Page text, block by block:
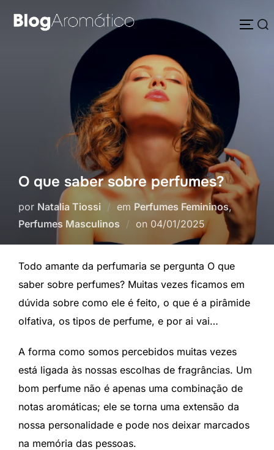
para
Pesquisar
O que saber sobre perfumes?
por Natalia Tiossi em Perfumes Femininos,
Perfumes Masculinos
on Postado
04/01/2025
Todo amante da perfumaria se pergunta O que
saber sobre perfumes? Muitas vezes ficamos em
dúvida sobre como ele é feito, o que é a pirâmide
olfativa, os tipos de perfume, e por ai vai…
A forma como somos percebidos muitas vezes
está ligada às nossas escolhas de fragrâncias. Um
bom perfume não é apenas uma combinação de
notas aromáticas; ele se torna uma extensão da
nossa personalidade e pode nos deixar marcados
na memória das pessoas.